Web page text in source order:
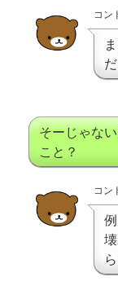
コン
そーじゃな
こと？
コン